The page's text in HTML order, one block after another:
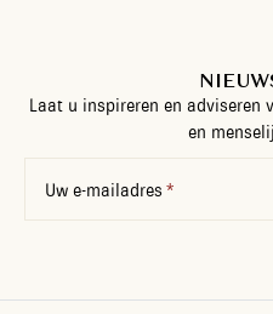
Laat u inspireren en adviseren
en
Uw e-mailadres